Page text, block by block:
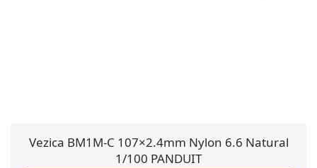
Vezica BM1M-C 107×2.4mm Nylon 6.6 Natural
1/100 PANDUIT